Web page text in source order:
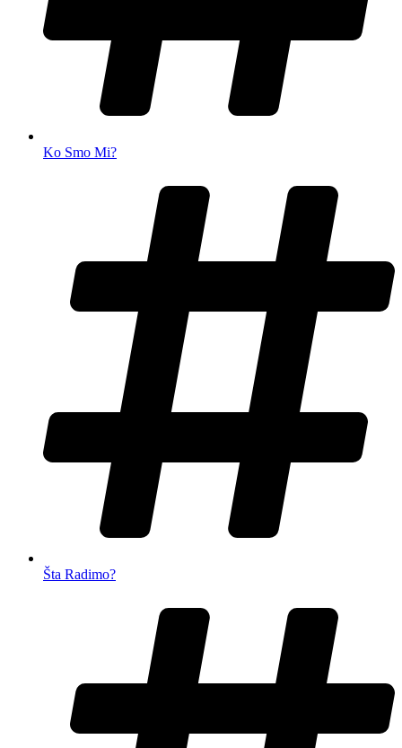
Ko Smo Mi?
Šta Radimo?